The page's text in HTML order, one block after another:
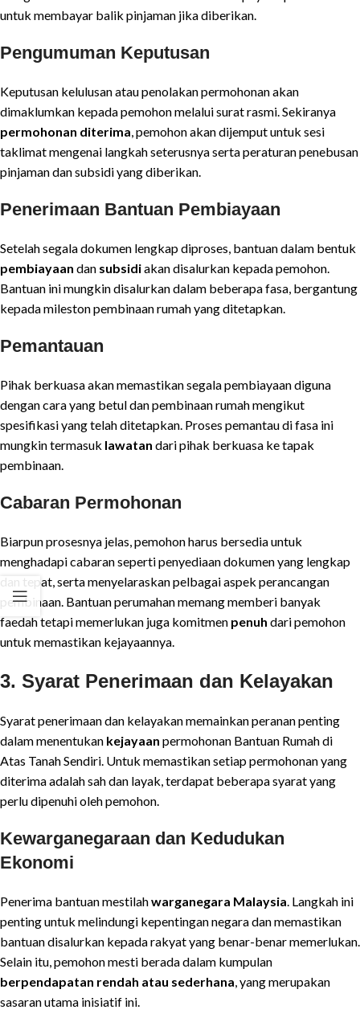
untuk membayar balik pinjaman jika diberikan.
Pengumuman Keputusan
Keputusan kelulusan atau penolakan permohonan akan
dimaklumkan kepada pemohon melalui surat rasmi. Sekiranya
permohonan diterima , pemohon akan dijemput untuk sesi
taklimat mengenai langkah seterusnya serta peraturan penebusan
pinjaman dan subsidi yang diberikan.
Penerimaan Bantuan Pembiayaan
Setelah segala dokumen lengkap diproses, bantuan dalam bentuk
pembiayaan dan subsidiakan disalurkan kepada pemohon.
Bantuan ini mungkin disalurkan dalam beberapa fasa, bergantung
kepada mileston pembinaan rumah yang ditetapkan.
Pemantauan
Pihak berkuasa akan memastikan segala pembiayaan diguna
dengan cara yang betul dan pembinaan rumah mengikut
spesifikasi yang telah ditetapkan. Proses pemantau di fasa ini
mungkin termasuk lawatan dari pihak berkuasa ke tapak
pembinaan.
Cabaran Permohonan
Biarpun prosesnya jelas, pemohon harus bersedia untuk
menghadapi cabaran seperti penyediaan dokumen yang lengkap
dan tepat, serta menyelaraskan pelbagai aspek perancangan
pembinaan. Bantuan perumahan memang memberi banyak
faedah tetapi memerlukan juga komitmen penuh dari pemohon
untuk memastikan kejayaannya.
3. Syarat Penerimaan dan Kelayakan
Syarat penerimaan dan kelayakan memainkan peranan penting
dalam menentukan kejayaan permohonan Bantuan Rumah di
Atas Tanah Sendiri. Untuk memastikan setiap permohonan yang
diterima adalah sah dan layak, terdapat beberapa syarat yang
perlu dipenuhi oleh pemohon.
Kewarganegaraan dan Kedudukan
Ekonomi
Penerima bantuan mestilahwarganegara Malaysia . Langkah ini
penting untuk melindungi kepentingan negara dan memastikan
bantuan disalurkan kepada rakyat yang benar-benar memerlukan.
Selain itu, pemohon mesti berada dalam kumpulan
berpendapatan rendah atau sederhana , yang merupakan
sasaran utama inisiatif ini.